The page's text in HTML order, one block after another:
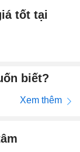
tốt tại
biết?
Xem thêm